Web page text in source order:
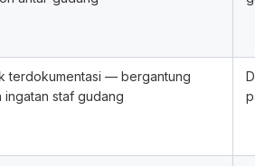
terdokumentasi — bergantung
ingatan staf gudang